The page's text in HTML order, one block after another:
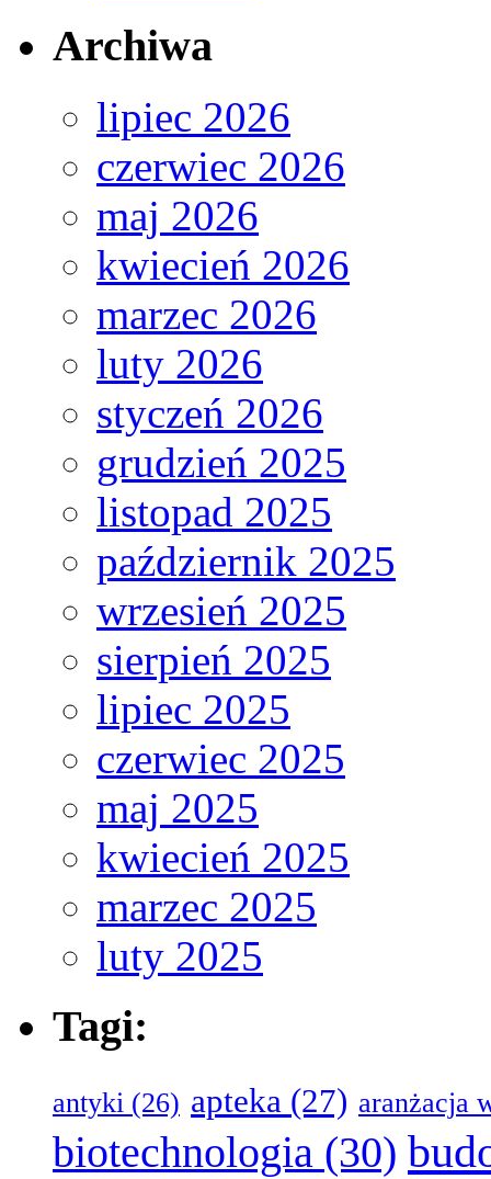
Archiwa
lipiec 2026
czerwiec 2026
maj 2026
kwiecień 2026
marzec 2026
luty 2026
styczeń 2026
grudzień 2025
listopad 2025
październik 2025
wrzesień 2025
sierpień 2025
lipiec 2025
czerwiec 2025
maj 2025
kwiecień 2025
marzec 2025
luty 2025
Tagi:
antyki (26) apteka (27) aranżacja
biotechnologia (30)